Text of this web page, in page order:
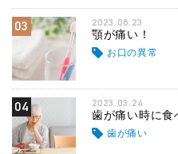
03 2023.06.23
顎が痛い！
お口の異常
04 2023.03.24
歯が痛い時に食
歯が痛い